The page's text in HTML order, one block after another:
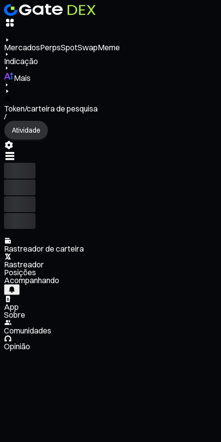
MercadosPerpsSpotSwapMeme
Indicação
Mais
Token/carteira de pesquisa
/
Atividade
Rastreador de carteira
Rastreador
Posições
Acompanhando
App
Sobre
Comunidades
Opinião